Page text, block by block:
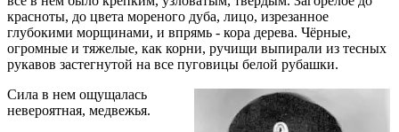
красноты, до цвета мореного дуба, лицо, изрезанное
глубокими морщинами, и впрямь - кора дерева. Чёрные,
огромные и тяжелые, как корни, ручищи выпирали из тесных
рукавов застегнутой на все пуговицы белой рубашки.
Сила в нем ощущалась
невероятная, медвежья.